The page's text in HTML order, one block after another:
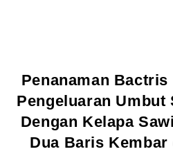
Penanaman
Pengeluaran Umbut
Dengan Kelapa
Dua Baris Kembar